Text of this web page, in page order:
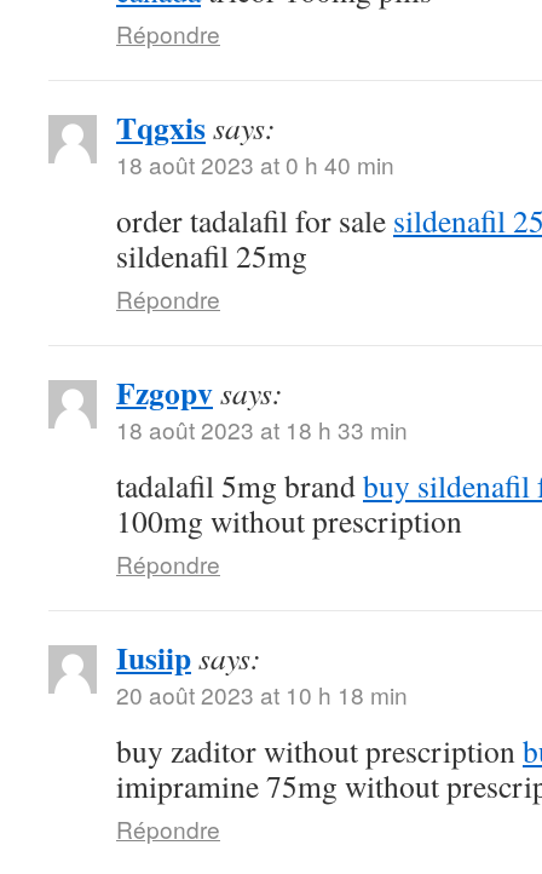
Répondre
Tqgxissays:
18 août 2023 at 0 h 40 min
order tadalafil for sale sildenafil
sildenafil 25mg
Répondre
Fzgopvsays:
18 août 2023 at 18 h 33 min
tadalafil 5mg brandbuy sildenafil
100mg without prescription
Répondre
Iusiipsays:
20 août 2023 at 10 h 18 min
buy zaditor without prescription
imipramine 75mg without
Répondre